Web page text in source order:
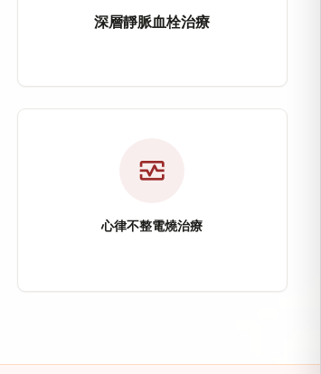
使攝護腺逐漸縮小，改善頻尿、夜尿、
炎等慢性疼痛問題，提供微創微細動脈
動脈狹窄，透過心導管介入方式置放血管
深層靜脈血栓治療
深層靜脈血栓治療主要針對下肢深層
治療方式：EKOS超音波溶栓導管
改善目標：恢復靜脈血流、降低肺栓
療。
）Foramen Ovale,
monitor_heart
心律不整電燒治療
心律不整電燒治療透過心導管電氣生
治療方式：導管消融術（電燒）